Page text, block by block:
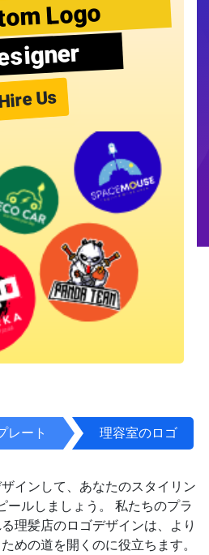
Logo
Us
レート 理容室のロゴ
インして、あなたのスタイリン
ールしましょう。 私たちのプラ
理髪店のロゴデザインは、より
めの道を開くのに役立ちます。